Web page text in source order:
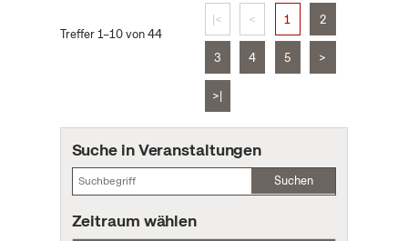
Treffer 1–10 von 44
|< < 1 2
3 4 5 >
>|
Suche in Veranstaltungen
Suchen
Zeitraum wählen